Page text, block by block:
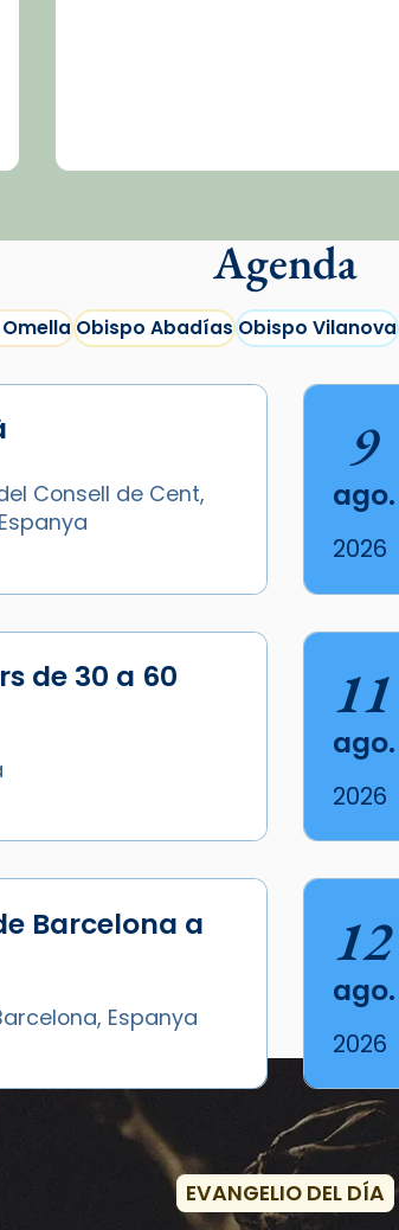
Agenda
Obispo AbadíasObispo Vilanova
Consell de Cent,
9
ago.
2026
de 30 a 60
11
ago.
2026
Barcelona a
Espanya
12
ago.
2026
Eventos
EVANGELIO DEL DÍA